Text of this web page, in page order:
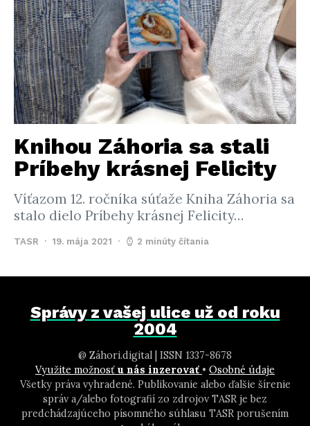
Knihou Záhoria sa stali
Príbehy krásnej Felicity
Víťazom 12. ročníka súťaže Kniha Záhoria sa
stalo dielo Príbehy krásnej Felicity…
TASR 19. mája 2021 2 minúty čítania
Správy z vašej ulice už od roku
2004
@ Záhori.digital | ISSN 1337-8678
Využite možnosť u nás inzerovať • Osobné údaje
Všetky práva vyhradené. Publikovanie alebo ďalšie šírenie
správ a/alebo fotografií zo zdrojov TASR je bez
predchádzajúceho písomného súhlasu TASR porušením